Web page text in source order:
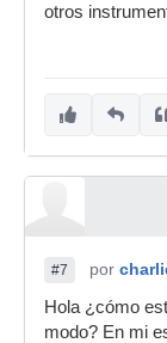
otros
#7 por
Hola ¿cómo
modo? En mi